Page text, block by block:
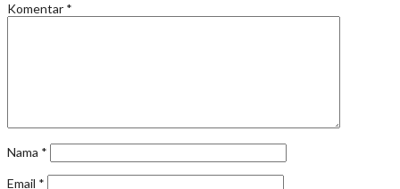
Komentar *
Nama *
Email *